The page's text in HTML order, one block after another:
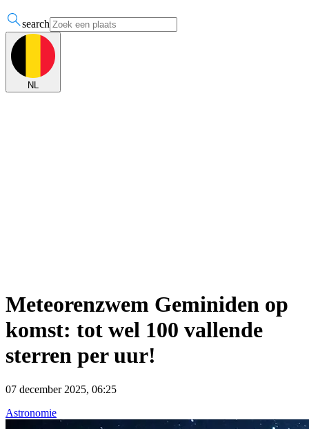
search
NL
Meteorenzwem Geminiden op
komst: tot wel 100 vallende
sterren per uur!
07 december 2025, 06:25
Astronomie